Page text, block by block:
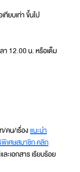
ยบเท่า ขึ้นไป
า 12.00 น. หรือเต็ม
คน/เรื่องแนะนำ
เศษสมาชิก คลิก
ะเอกสาร เรียบร้อย